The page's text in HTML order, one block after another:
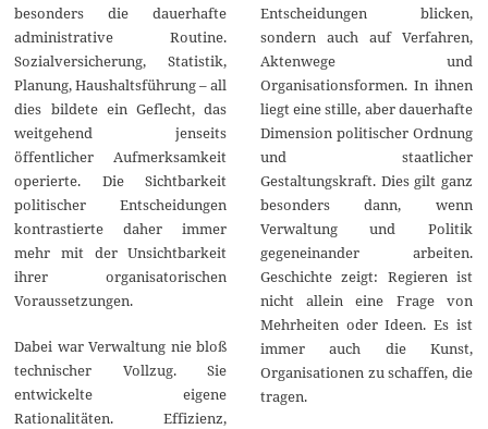
besonders die dauerhafte
administrative Routine.
Sozialversicherung, Statistik,
Planung, Haushaltsführung – all
dies bildete ein Geflecht, das
weitgehend jenseits
öffentlicher Aufmerksamkeit
operierte. Die Sichtbarkeit
politischer Entscheidungen
kontrastierte daher immer
mehr mit der Unsichtbarkeit
ihrer organisatorischen
Voraussetzungen.
Dabei war Verwaltung nie bloß
technischer Vollzug. Sie
entwickelte eigene
Rationalitäten. Effizienz,
Entscheidungen blicken,
sondern auch auf Verfahren,
Aktenwege und
Organisationsformen. In ihnen
liegt eine stille, aber dauerhafte
Dimension politischer Ordnung
und staatlicher
Gestaltungskraft. Dies gilt ganz
besonders dann, wenn
Verwaltung und Politik
gegeneinander arbeiten.
Geschichte zeigt: Regieren ist
nicht allein eine Frage von
Mehrheiten oder Ideen. Es ist
immer auch die Kunst,
Organisationen zu schaffen, die
tragen.